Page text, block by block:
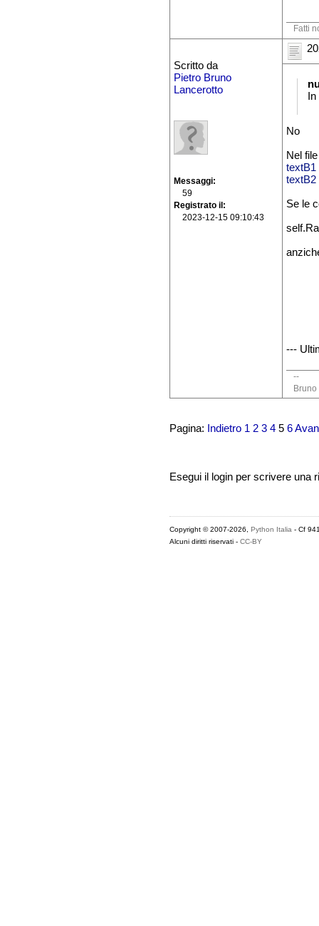
Fatti
Scritto da
Pietro Bruno
Lancerotto
Messaggi
59
Registrato il
2023-12-15 09:10:43
No
Nel
textB1
textB2
Se le
---
--
Bruno
Pagina: Indietro 1 2 3 45 6
Esegui il login per scrivere una
Copyright © 2007-2026, Python Italia- Cf
Alcuni diritti riservati - CC-BY